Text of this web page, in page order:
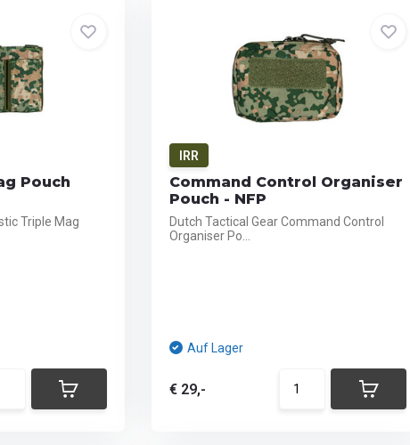
Pouch
Triple Mag
IRR
Command Control Organiser
Pouch - NFP
Dutch Tactical Gear Command Control
Organiser Po...
Auf Lager
€ 29,-